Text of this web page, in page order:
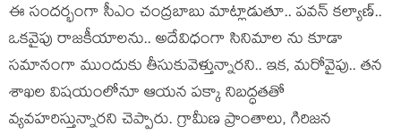
ఈ సంద‌ర్భంగా సీఎం చంద్రబాబు మాట్లాడుతూ.. ప‌వ‌న్ క‌ల్యాణ్‌..
ఒక‌వైపు రాజ‌కీయాల‌ను.. అదేవిధంగా సినిమాల ను కూడా
స‌మానంగా ముందుకు తీసుకువెళ్తున్నార‌ని.. ఇక‌, మ‌రోవైపు.. త‌న
శాఖ‌ల విష‌యంలోనూ ఆయ‌న ప‌క్కా నిబద్ధ‌త‌తో
వ్య‌వ‌హ‌రిస్తున్నార‌ని చెప్పారు. గ్రామీణ ప్రాంతాలు, గిరిజ‌న